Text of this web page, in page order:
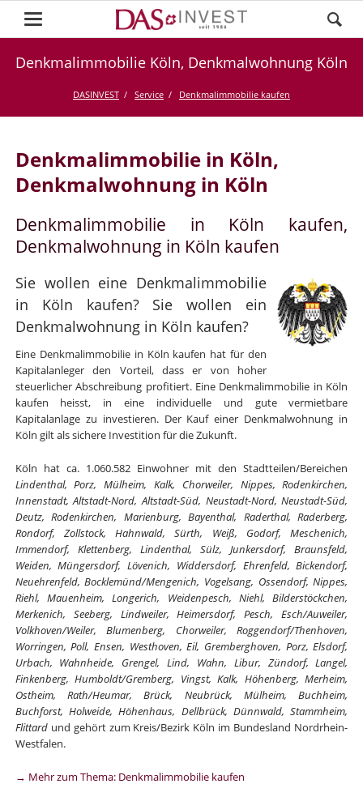
Denkmalimmobilie Köln, Denkmalwohnung Köln
DASINVEST Service Denkmalimmobilie kaufen
Denkmalimmobilie in Köln,
Denkmalwohnung in Köln
Denkmalimmobilie in Köln kaufen,
Denkmalwohnung in Köln kaufen
Sie wollen eine Denkmalimmobilie
in Köln kaufen? Sie wollen ein
Denkmalwohnung in Köln kaufen?
Eine Denkmalimmobilie in Köln kaufen hat für den
Kapitalanleger den Vorteil, dass er von hoher
steuerlicher Abschreibung profitiert. Eine Denkmalimmobilie in Köln
kaufen heisst, in eine individuelle und gute vermietbare
Kapitalanlage zu investieren. Der Kauf einer Denkmalwohnung in
Köln gilt als sichere Investition für die Zukunft.
Köln hat ca. 1.060.582 Einwohner mit den Stadtteilen/Bereichen
Lindenthal, Porz, Mülheim, Kalk, Chorweiler, Nippes, Rodenkirchen,
Innenstadt, Altstadt-Nord, Altstadt-Süd, Neustadt-Nord, Neustadt-Süd,
Deutz, Rodenkirchen, Marienburg, Bayenthal, Raderthal, Raderberg,
Rondorf, Zollstock, Hahnwald, Sürth, Weiß, Godorf, Meschenich,
Immendorf, Klettenberg, Lindenthal, Sülz, Junkersdorf, Braunsfeld,
Weiden, Müngersdorf, Lövenich, Widdersdorf, Ehrenfeld, Bickendorf,
Neuehrenfeld, Bocklemünd/Mengenich, Vogelsang, Ossendorf, Nippes,
Riehl, Mauenheim, Longerich, Weidenpesch, Niehl, Bilderstöckchen,
Merkenich, Seeberg, Lindweiler, Heimersdorf, Pesch, Esch/Auweiler,
Volkhoven/Weiler, Blumenberg, Chorweiler, Roggendorf/Thenhoven,
Worringen, Poll, Ensen, Westhoven, Eil, Gremberghoven, Porz, Elsdorf,
Urbach, Wahnheide, Grengel, Lind, Wahn, Libur, Zündorf, Langel,
Finkenberg, Humboldt/Gremberg, Vingst, Kalk, Höhenberg, Merheim,
Ostheim, Rath/Heumar, Brück, Neubrück, Mülheim, Buchheim,
Buchforst, Holweide, Höhenhaus, Dellbrück, Dünnwald, Stammheim,
Flittardund gehört zum Kreis/Bezirk Köln im Bundesland Nordrhein-
Westfalen.
→ Mehr zum Thema: Denkmalimmobilie kaufen